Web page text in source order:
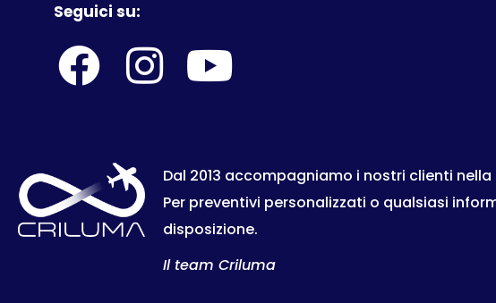
Seguici su:
Dal 2013 accompagniamo i nostri clienti
Per preventivi personalizzati o qualsiasi
disposizione.
Il team Criluma